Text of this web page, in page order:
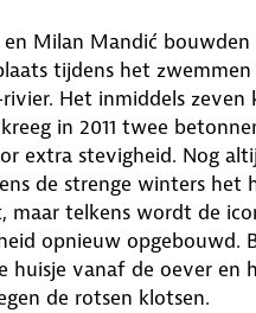
en Milan Mandić
tijdens het
Het inmiddels zeven
in 2011 twee
extra stevigheid. Nog
de strenge winters het
maar telkens wordt de
opnieuw opgebouwd.
huisje vanaf de oever en
de rotsen klotsen.